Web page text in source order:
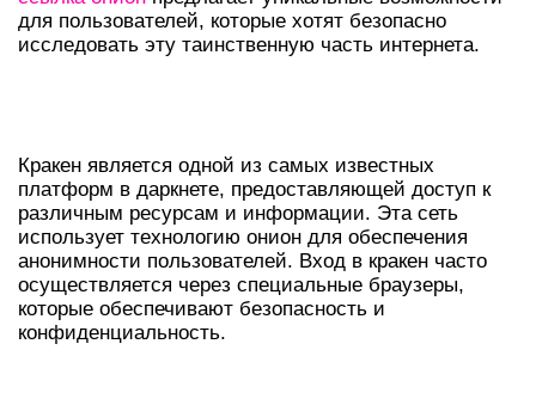
для пользователей, которые хотят безопасно
исследовать эту таинственную часть интернета.
Кракен является одной из самых известных
платформ в даркнете, предоставляющей доступ к
различным ресурсам и информации. Эта сеть
использует технологию онион для обеспечения
анонимности пользователей. Вход в кракен часто
осуществляется через специальные браузеры,
которые обеспечивают безопасность и
конфиденциальность.